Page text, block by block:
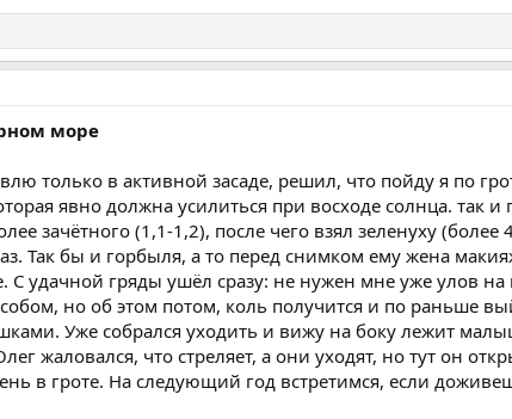
море
только в активной засаде, решил, что пойду я по
явно должна усилиться при восходе солнца. так
зачётного (1,1-1,2), после чего взял зеленуху
Так бы и горбыля, а то перед снимком ему жена
удачной гряды ушёл сразу: не нужен мне уже улов на
но об этом потом, коль получится и по раньше
Уже собрался уходить и вижу на боку лежит
жаловался, что стреляет, а они уходят, но тут он
в гроте. На следующий год встретимся, если